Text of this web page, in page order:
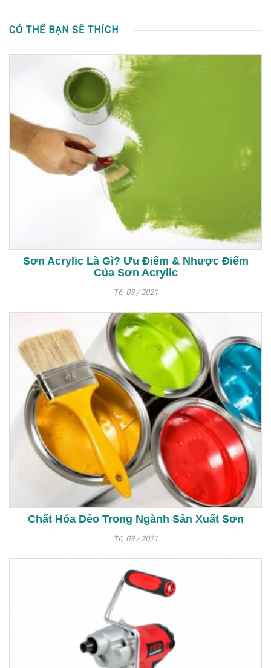
CÓ THỂ BẠN SẼ THÍCH
Sơn Acrylic Là Gì? Ưu Điểm & Nhược Điểm
Của Sơn Acrylic
T6, 03 / 2021
Chất Hóa Dẻo Trong Ngành Sản Xuất Sơn
T6, 03 / 2021